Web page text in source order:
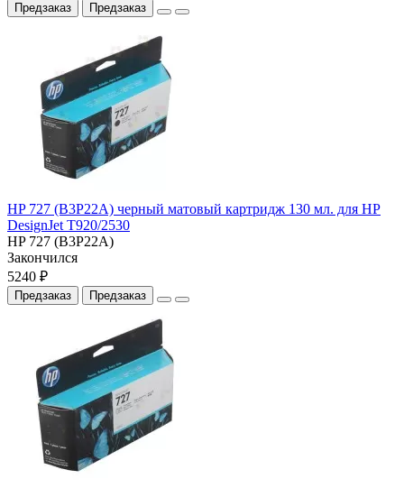
Предзаказ Предзаказ
HP 727 (B3P22A) черный матовый картридж 130 мл. для HP
DesignJet T920/2530
HP 727 (B3P22A)
Закончился
5240 ₽
Предзаказ Предзаказ